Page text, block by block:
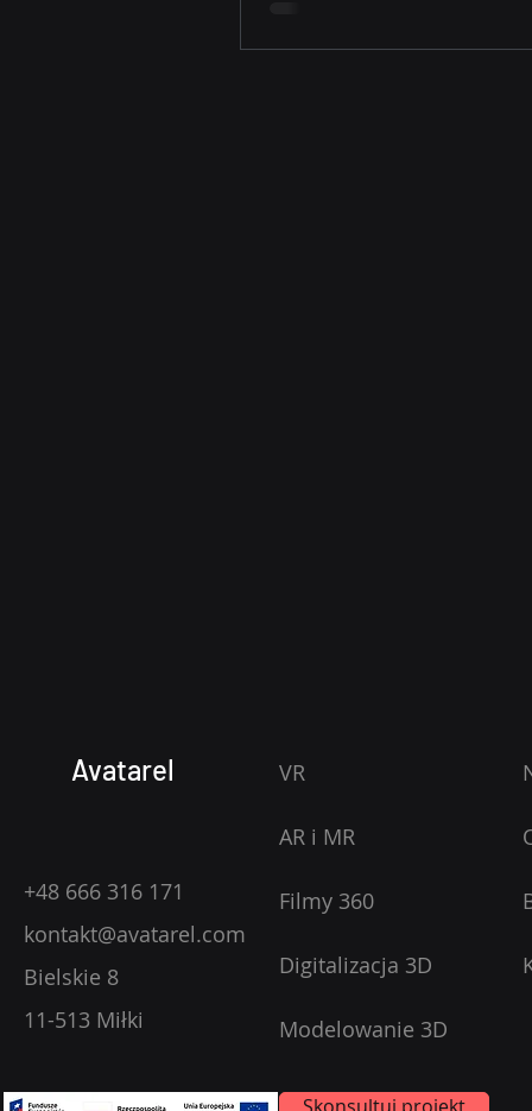
Avatarel
+48 666 316 171
kontakt@avatarel.com
Bielskie 8
11-513 Miłki
VR
AR i MR
Filmy 360
Digitalizacja 3D
Modelowanie 3D